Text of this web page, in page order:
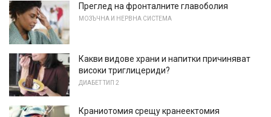
Преглед на фронталните главоболия
МОЗЪЧНА И НЕРВНА СИСТЕМА
Какви видове храни и напитки причиняват
високи триглицериди?
ДИАБЕТ ТИП 2
Краниотомия срещу кранеектомия